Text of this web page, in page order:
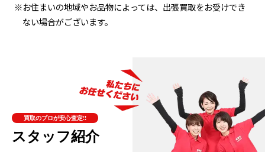
※お住まいの地域やお品物によっては、出張買取をお受けでき
ない場合がございます。
買取のプロが安心査定!!
スタッフ紹介